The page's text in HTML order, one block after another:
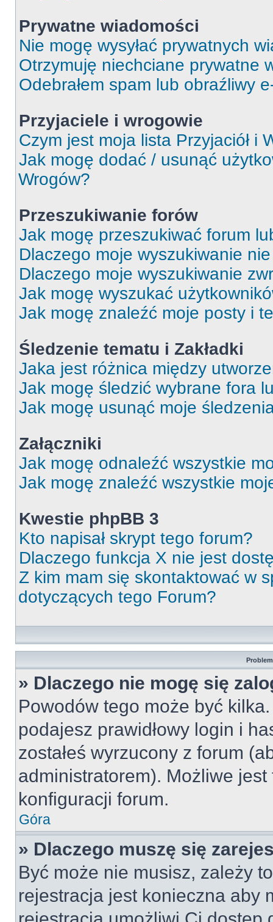
Prywatne wiadomości
Nie mogę wysyłać prywatnych
Otrzymuję niechciane prywatne
Odebrałem spam lub obraźliwy
Przyjaciele i wrogowie
Czym jest moja lista Przyjaciół i
Jak mogę dodać / usunąć
Wrogów?
Przeszukiwanie forów
Jak mogę przeszukiwać forum
Dlaczego moje wyszukiwanie
Dlaczego moje wyszukiwanie
Jak mogę wyszukać
Jak mogę znaleźć moje posty i
Śledzenie tematu i Zakładki
Jaka jest różnica między
Jak mogę śledzić wybrane fora
Jak mogę usunąć moje
Załączniki
Jak mogę odnaleźć wszystkie
Jak mogę znaleźć wszystkie
Kwestie phpBB 3
Kto napisał skrypt tego forum?
Dlaczego funkcja X nie jest
Z kim mam się skontaktować w
dotyczących tego Forum?
» Dlaczego nie mogę się
Powodów tego może być
podajesz prawidłowy login i
zostałeś wyrzucony z forum
administratorem). Możliwe
konfiguracji forum.
Góra
» Dlaczego muszę się
Być może nie musisz, zależy
rejestracja jest konieczna aby